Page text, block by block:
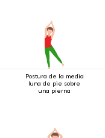
Postura de la media
luna de pie sobre
una pierna